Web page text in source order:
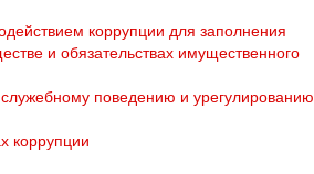
коррупции для заполнения
и обязательствах имущественного
поведению и урегулированию
коррупции